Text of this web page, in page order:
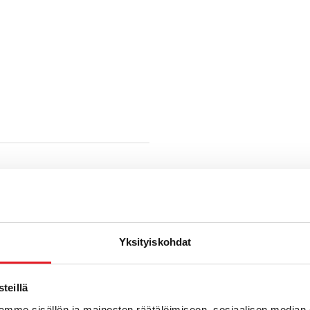
Yksityiskohdat